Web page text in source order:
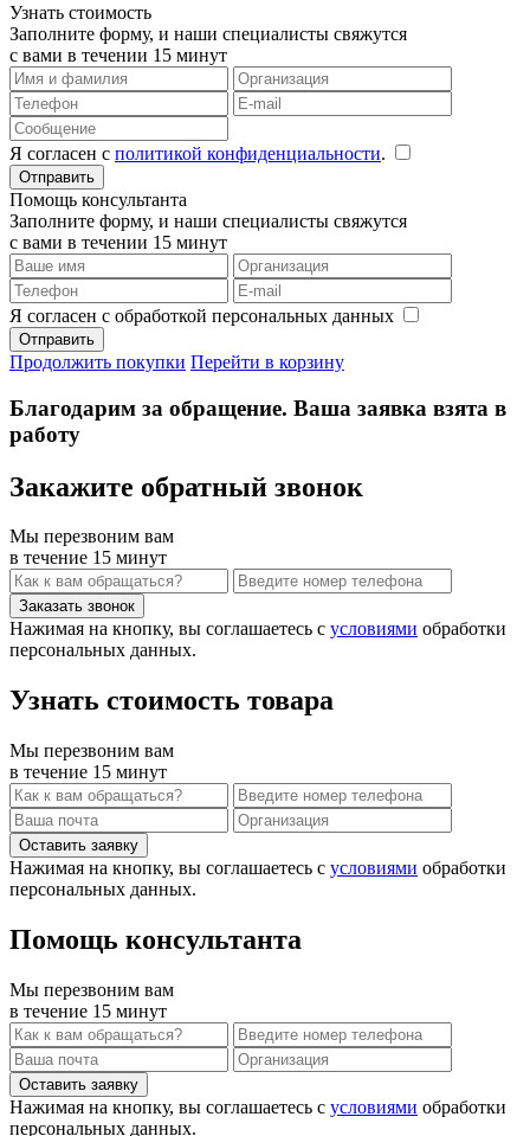
Узнать стоимость
Заполните форму, и наши специалисты свяжутся
с вами в течении 15 минут
Я согласен с политикой конфиденциальности.
Помощь консультанта
Заполните форму, и наши специалисты свяжутся
с вами в течении 15 минут
Я согласен с обработкой персональных данных
Продолжить покупки Перейти в корзину
Благодарим за обращение. Ваша заявка взята в
работу
Закажите обратный звонок
Мы перезвоним вам
в течение 15 минут
Нажимая на кнопку, вы соглашаетесь с условиями обработки
персональных данных.
Узнать стоимость товара
Мы перезвоним вам
в течение 15 минут
Нажимая на кнопку, вы соглашаетесь с условиями обработки
персональных данных.
Помощь консультанта
Мы перезвоним вам
в течение 15 минут
Нажимая на кнопку, вы соглашаетесь с условиями обработки
персональных данных.